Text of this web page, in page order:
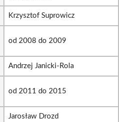
Krzysztof Suprowicz
od 2008 do 2009
Andrzej Janicki-Rola
od 2011 do 2015
Jarosław Drozd